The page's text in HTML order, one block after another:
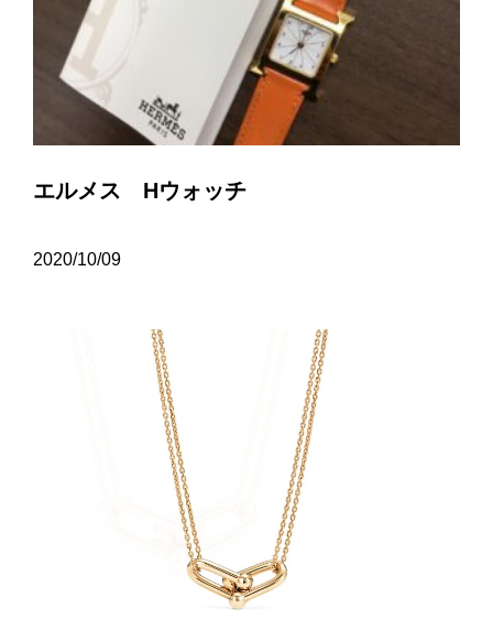
エルメス Hウォッチ
2020/10/09